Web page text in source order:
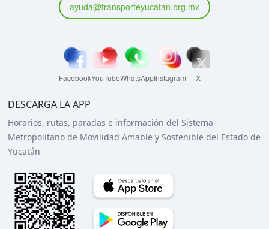
ayuda@transporteyucatan.org.mx
FacebookYouTubeWhatsAppInstagram X
DESCARGA LA APP
Horarios, rutas, paradas e información del Sistema
Metropolitano de Movilidad Amable y Sostenible del Estado de
Yucatán